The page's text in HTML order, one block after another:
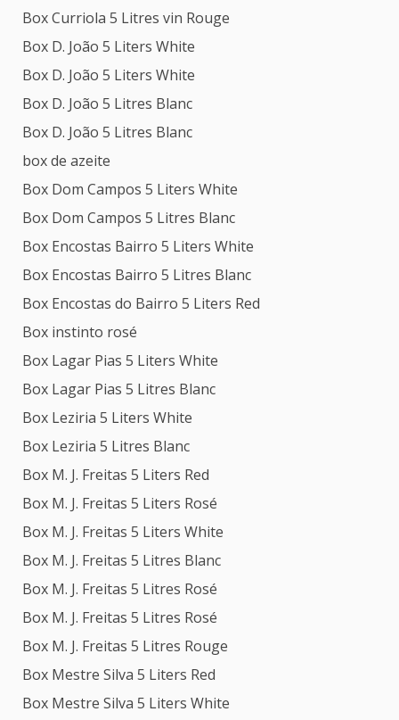
Box Curriola 5 Litres vin Rouge
Box D. João 5 Liters White
Box D. João 5 Liters White
Box D. João 5 Litres Blanc
Box D. João 5 Litres Blanc
box de azeite
Box Dom Campos 5 Liters White
Box Dom Campos 5 Litres Blanc
Box Encostas Bairro 5 Liters White
Box Encostas Bairro 5 Litres Blanc
Box Encostas do Bairro 5 Liters Red
Box instinto rosé
Box Lagar Pias 5 Liters White
Box Lagar Pias 5 Litres Blanc
Box Leziria 5 Liters White
Box Leziria 5 Litres Blanc
Box M. J. Freitas 5 Liters Red
Box M. J. Freitas 5 Liters Rosé
Box M. J. Freitas 5 Liters White
Box M. J. Freitas 5 Litres Blanc
Box M. J. Freitas 5 Litres Rosé
Box M. J. Freitas 5 Litres Rosé
Box M. J. Freitas 5 Litres Rouge
Box Mestre Silva 5 Liters Red
Box Mestre Silva 5 Liters White